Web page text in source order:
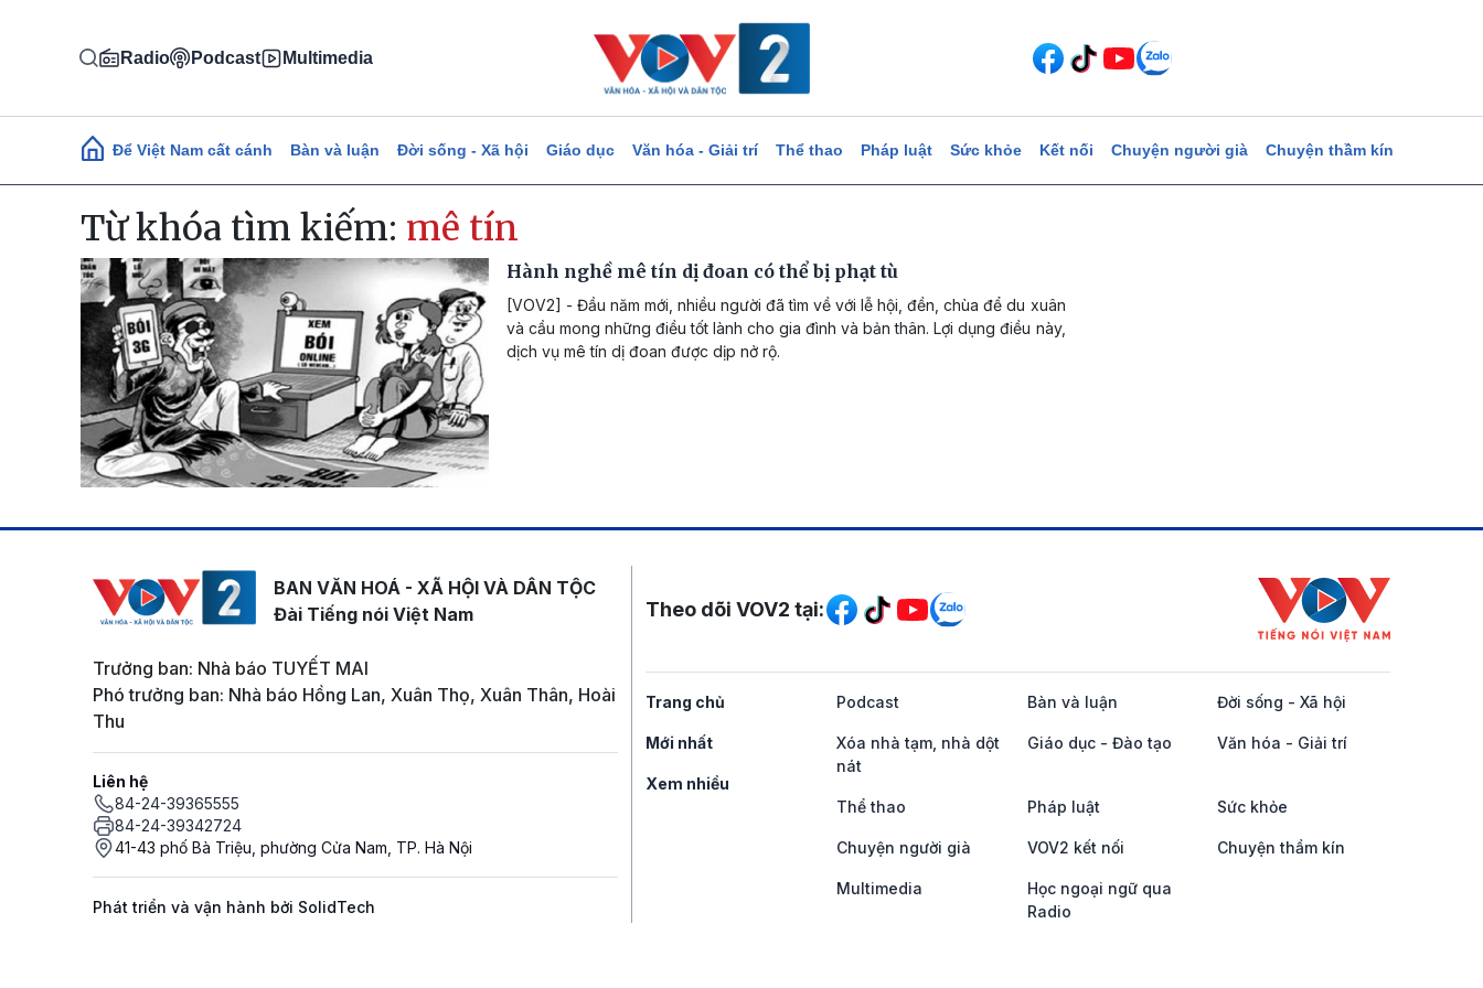
Radio Podcast Multimedia
Main navigation
Để Việt Nam cất cánh Bàn và luận Đời sống - Xã hội Giáo dục Văn hóa - Giải trí Thể thao Pháp luật Sức khỏe Kết nối Chuyện người già Chuyện thầm kín
Từ khóa tìm kiếm: mê tín
Hành nghề mê tín dị đoan có thể bị phạt tù
[VOV2] - Đầu năm mới, nhiều người đã tìm về với lễ hội, đền, chùa để du xuân
và cầu mong những điều tốt lành cho gia đình và bản thân. Lợi dụng điều này,
dịch vụ mê tín dị đoan được dịp nở rộ.
BAN VĂN HOÁ - XÃ HỘI VÀ DÂN TỘC
Đài Tiếng nói Việt Nam
Trưởng ban: Nhà báo TUYẾT MAI
Phó trưởng ban: Nhà báo Hồng Lan, Xuân Thọ, Xuân Thân, Hoài
Thu
Liên hệ
84-24-39365555
84-24-39342724
41-43 phố Bà Triệu, phường Cửa Nam, TP. Hà Nội
Phát triển và vận hành bởi SolidTech
Mạng xã hội
Theo dõi VOV2 tại:
Trang chủ
Mới nhất
Xem nhiều
Podcast Bàn và luận Đời sống - Xã hội
Xóa nhà tạm, nhà dột
nát
Giáo dục - Đào tạo Văn hóa - Giải trí
Thể thao Pháp luật Sức khỏe
Chuyện người già VOV2 kết nối Chuyện thầm kín
Multimedia
Học ngoại ngữ qua
Radio